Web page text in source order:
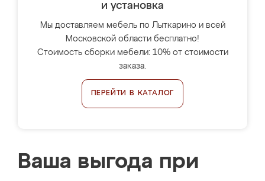
и установка
Мы доставляем мебель по Лыткарино и всей
Московской области бесплатно!
Стоимость сборки мебели: 10% от стоимости
заказа.
ПЕРЕЙТИ В КАТАЛОГ
Ваша выгода при